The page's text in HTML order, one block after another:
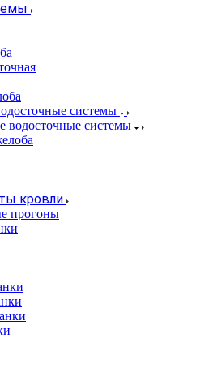
системы
водосточные системы
кровли
прогоны